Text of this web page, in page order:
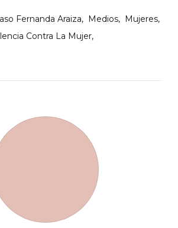
Fernanda Araiza Medios
Mujeres
Contra La Mujer